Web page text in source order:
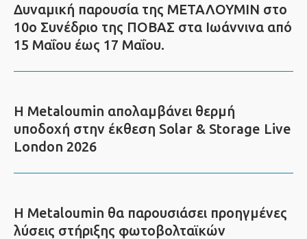
Δυναμική παρουσία της ΜΕΤΑΛΟΥΜΙΝ στο
10ο Συνέδριο της ΠΟΒΑΣ στα Ιωάννινα από
15 Μαΐου έως 17 Μαΐου.
Η Metaloumin απολαμβάνει θερμή
υποδοχή στην έκθεση Solar & Storage Live
London 2026
Η Metaloumin θα παρουσιάσει προηγμένες
λύσεις στήριξης φωτοβολταϊκών